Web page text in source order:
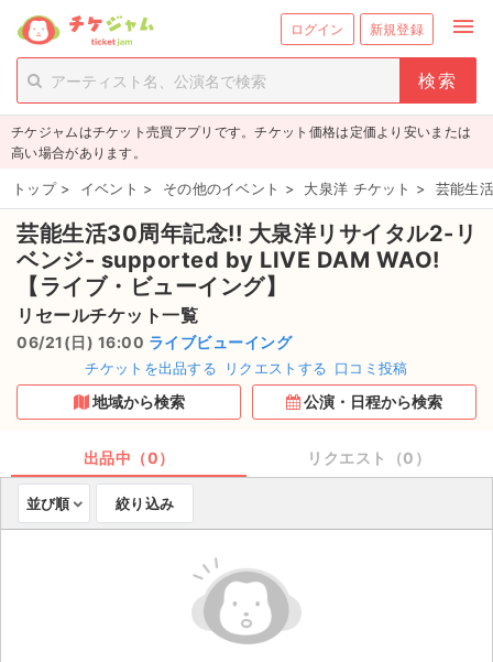
ログイン 新規登録 menu
person_add 新規会員登録
チケットを探す
新着チケット
値下げしたチケット
都道府県からチケットを探す
もうすぐ開催のチケット
チケットのリクエスト一覧
ライブ・コンサート（国内）
ライブ・コンサート（海外）
チケジャムはチケット売買アプリです。チケット価格は定価より安いまたは
高い場合があります。
トップ > イベント > その他のイベント > 大泉洋 チケット > 芸能生
芸能生活30周年記念!! 大泉洋リサイタル2-リ
ベンジ- supported by LIVE DAM WAO!
【ライブ・ビューイング】
リセールチケット一覧
06/21(日) 16:00 ライブビューイング
チケットを出品する リクエストする 口コミ投稿
地域から検索 公演・日程から検索
出品中（0） リクエスト（0）
並び順 絞り込み